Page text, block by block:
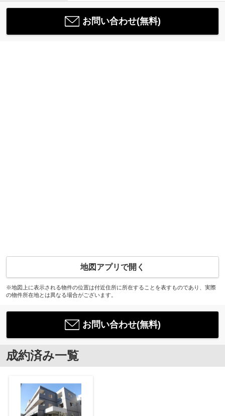
お問い合わせ(無料)
地図アプリで開く
※地図上に表示される物件の位置は付近住所に所在することを表すものであり、実際
の物件所在地とは異なる場合がございます。
お問い合わせ(無料)
成約済み一覧